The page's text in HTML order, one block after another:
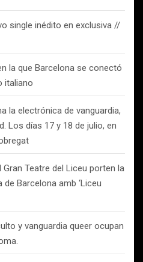
single inédito en exclusiva //
la que Barcelona se conectó
italiano
la electrónica de vanguardia,
Los días 17 y 18 de julio, en
Teatre del Liceu porten la
Barcelona amb ‘Liceu
y vanguardia queer ocupan